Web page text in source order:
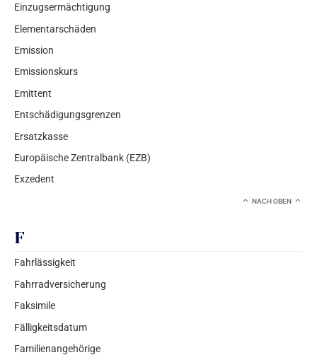
Einzugsermächtigung
Elementarschäden
Emission
Emissionskurs
Emittent
Entschädigungsgrenzen
Ersatzkasse
Europäische Zentralbank (EZB)
Exzedent
NACH OBEN
F
Fahrlässigkeit
Fahrradversicherung
Faksimile
Fälligkeitsdatum
Familienangehörige